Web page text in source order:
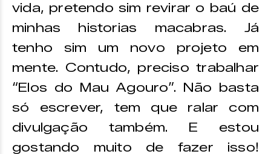
vida, pretendo sim revirar o baú de
minhas historias macabras. Já
tenho sim um novo projeto em
mente. Contudo, preciso trabalhar
“Elos do Mau Agouro”. Não basta
só escrever, tem que ralar com
divulgação também. E estou
gostando muito de fazer isso!